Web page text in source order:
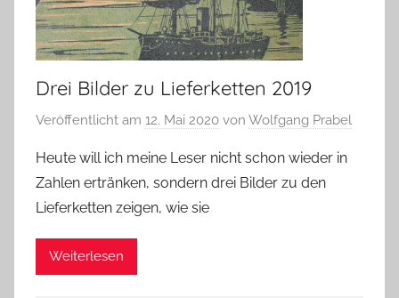
Drei Bilder zu Lieferketten 2019
Veröffentlicht am 12. Mai 2020 von Wolfgang Prabel
Heute will ich meine Leser nicht schon wieder in
Zahlen ertränken, sondern drei Bilder zu den
Lieferketten zeigen, wie sie
Weiterlesen